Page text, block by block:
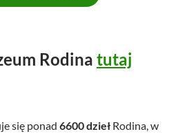
r
t
e
u
n
n
Rodina tutaj
się ponad 6600dzieł Rodina, w